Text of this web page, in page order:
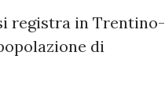
registra in Trentino-
di